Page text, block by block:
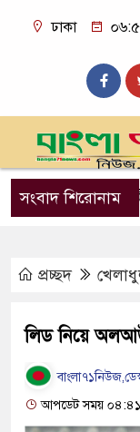
ঢাকা
সংবাদ শিরোনাম
ইসলামের
প্রচ্ছদ
লিড নিয়ে
আপডেট সময়